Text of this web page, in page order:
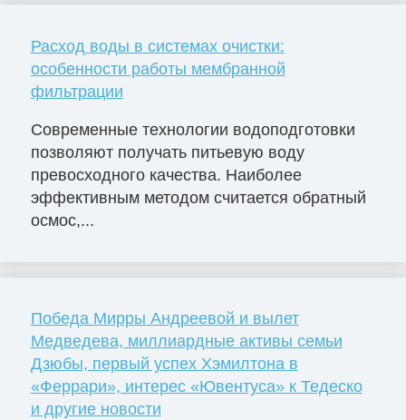
Расход воды в системах очистки:
особенности работы мембранной
фильтрации
Современные технологии водоподготовки
позволяют получать питьевую воду
превосходного качества. Наиболее
эффективным методом считается обратный
осмос,...
Победа Мирры Андреевой и вылет
Медведева, миллиардные активы семьи
Дзюбы, первый успех Хэмилтона в
«Феррари», интерес «Ювентуса» к Тедеско
и другие новости